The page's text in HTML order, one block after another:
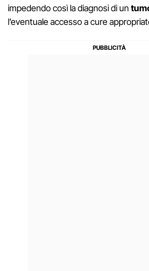
impedendo così la diagnosi di un
l’eventuale accesso a cure